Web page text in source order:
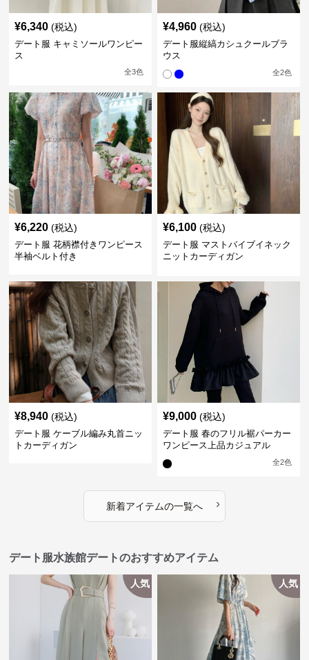
¥6,340 (税込)
デート服 キャミソールワンピー
ス
全3色
¥4,960 (税込)
デート服縦縞カシュクールブラ
ウス
全2色
¥6,220 (税込)
デート服 花柄襟付きワンピース
半袖ベルト付き
¥6,100 (税込)
デート服 マストバイブイネック
ニットカーディガン
¥8,940 (税込)
デート服 ケーブル編み丸首ニッ
トカーディガン
¥9,000 (税込)
デート服 春のフリル裾パーカー
ワンピース上品カジュアル
全2色
新着アイテムの一覧へ ›
デート服水族館デートのおすすめアイテム
人気 人気